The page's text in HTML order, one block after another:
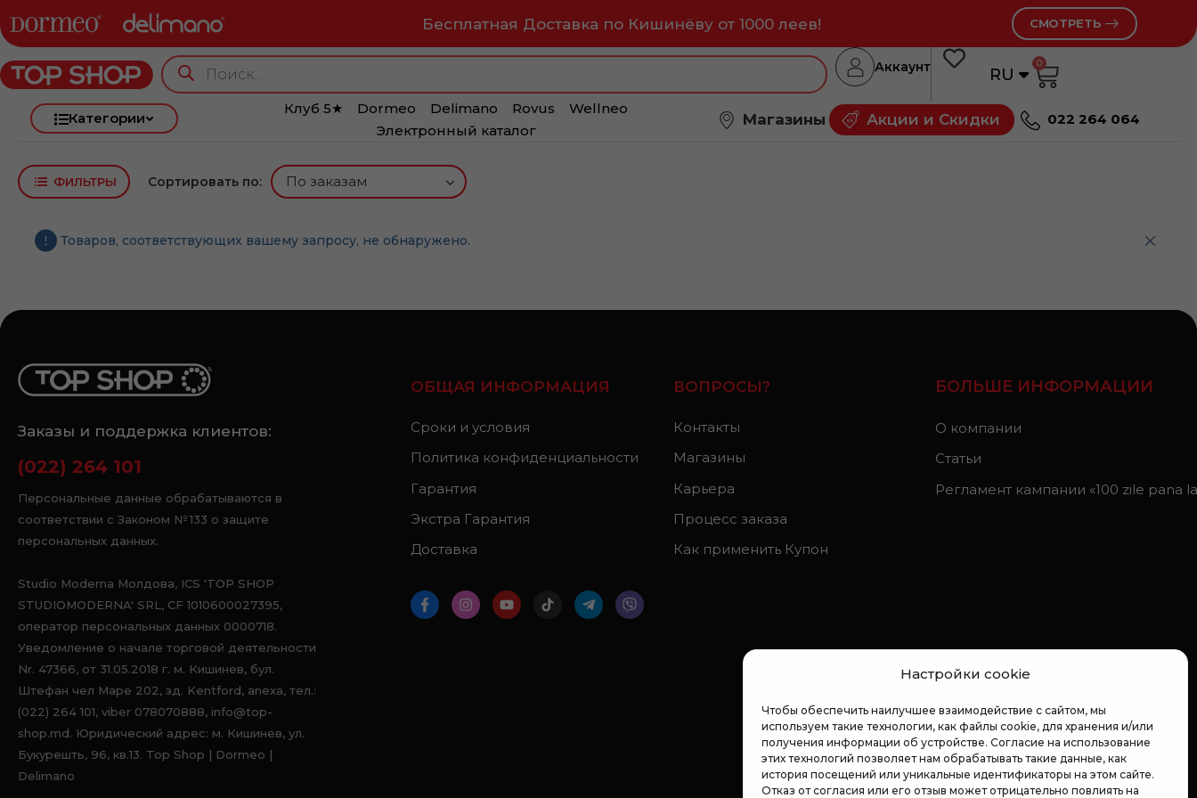
Настройки cookie
Чтобы обеспечить наилучшее взаимодействие с сайтом, мы
используем такие технологии, как файлы cookie, для хранения и/или
получения информации об устройстве. Согласие на использование
этих технологий позволяет нам обрабатывать такие данные, как
история посещений или уникальные идентификаторы на этом сайте.
Отказ от согласия или его отзыв может отрицательно повлиять на
Бесплатная Доставка по Кишинёву от 1000 леев! СМОТРЕТЬ
Аккаунт RU
RO
0
Категории
Клуб 5★ Dormeo Delimano Rovus
Wellneo
Электронный каталог
Магазины Акции и Скидки 022 264 064
ФИЛЬТРЫ Сортировать по:
Товаров, соответствующих вашему запросу, не обнаружено.
Заказы и поддержка клиентов:
(022) 264 101
Персональные данные обрабатываются в
соответствии с Законом № 133 о защите
персональных данных.
Studio Moderna Молдова, ICS 'TOP SHOP
STUDIOMODERNA' SRL, CF 1010600027395,
оператор персональных данных 0000718.
Уведомление о начале торговой деятельности
Nr. 47366, от 31.05.2018 г. м. Кишинев, бул.
Штефан чел Маре 202, зд. Kentford, anexa, тел.:
(022) 264 101, viber 078070888, info@top-
shop.md. Юридический адрес: м. Кишинев, ул.
Букурешть, 96, кв.13. Top Shop | Dormeo |
Delimano
ОБЩАЯ ИНФОРМАЦИЯ
Сроки и условия
Политика конфиденциальности
Гарантия
Экстра Гарантия
Доставка
ВОПРОСЫ?
Контакты
Магазины
Карьера
Процесс заказа
Как применить Купон
БОЛЬШЕ ИНФОРМАЦИИ
О компании
Статьи
Регламент кампании «100 zile pana la